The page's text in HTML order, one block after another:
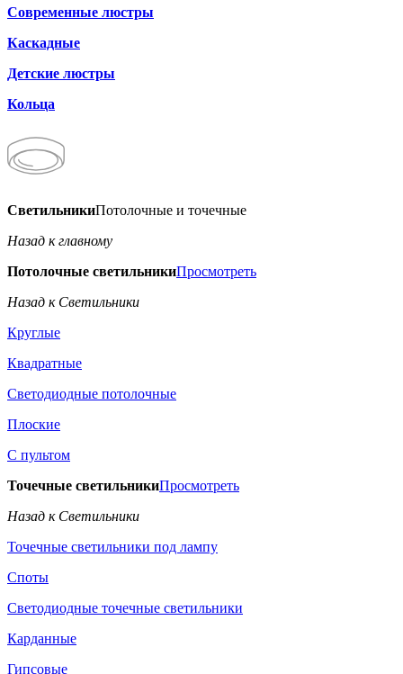
Современные люстры
Каскадные
Детские люстры
Кольца
СветильникиПотолочные и точечные
Назад к главному
Потолочные светильникиПросмотреть
Назад к Светильники
Круглые
Квадратные
Светодиодные потолочные
Плоские
С пультом
Точечные светильникиПросмотреть
Назад к Светильники
Точечные светильники под лампу
Споты
Светодиодные точечные светильники
Карданные
Гипсовые